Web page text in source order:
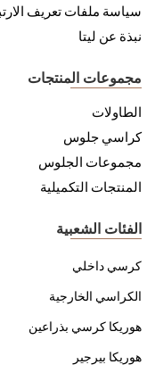
سياسة ملفات تعريف
نبذة عن ليتا
مجموعات المنتجات
الطاولات
كراسي جلوس
مجموعات الجلوس
المنتجات التكميلية
الفئات الشعبية
كرسي داخلي
الكراسي الخارجية
هوريكا كرسي بذراعين
هوريكا بيرجير